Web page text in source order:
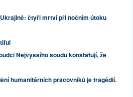
čtyři mrtví při nočním útoku
Nejvyššího soudu konstatují, že
humanitárních pracovníků je tragédií.